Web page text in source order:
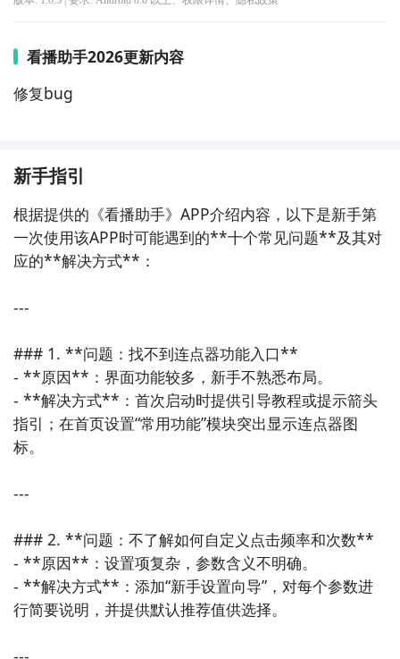
看播助手2026更新内容
修复bug
新手指引
根据提供的《看播助手》APP介绍内容，以下是新手第
一次使用该APP时可能遇到的**十个常见问题**及其对
应的**解决方式**：
---
### 1. **问题：找不到连点器功能入口**
- **原因**：界面功能较多，新手不熟悉布局。
- **解决方式**：首次启动时提供引导教程或提示箭头
指引；在首页设置“常用功能”模块突出显示连点器图
标。
---
### 2. **问题：不了解如何自定义点击频率和次数**
- **原因**：设置项复杂，参数含义不明确。
- **解决方式**：添加“新手设置向导”，对每个参数进
行简要说明，并提供默认推荐值供选择。